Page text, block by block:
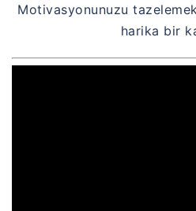
Motivasyonunuzu
harika bir